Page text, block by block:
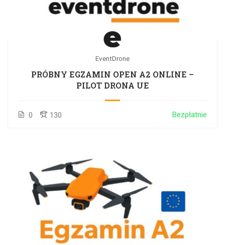
EventDrone
PRÓBNY EGZAMIN OPEN A2 ONLINE –
PILOT DRONA UE
0 130 Bezpłatnie